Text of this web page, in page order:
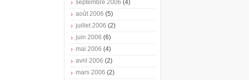
septembre 2006 (4)
août 2006 (5)
juillet 2006 (2)
juin 2006 (6)
mai 2006 (4)
avril 2006 (2)
mars 2006 (2)